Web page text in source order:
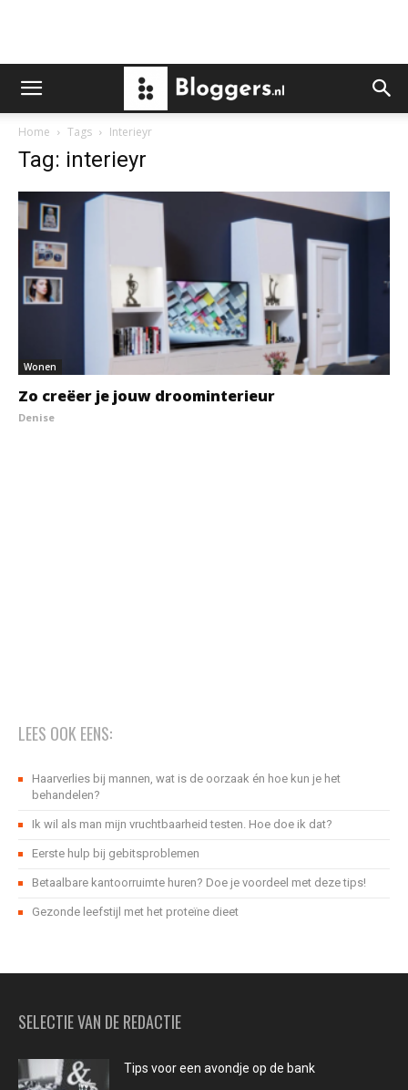
Home Tags Interieyr
Tag: interieyr
Wonen
Zo creëer je jouw droominterieur
Denise
LEES OOK EENS:
Haarverlies bij mannen, wat is de oorzaak én hoe kun je het
behandelen?
Ik wil als man mijn vruchtbaarheid testen. Hoe doe ik dat?
Eerste hulp bij gebitsproblemen
Betaalbare kantoorruimte huren? Doe je voordeel met deze tips!
Gezonde leefstijl met het proteïne dieet
SELECTIE VAN DE REDACTIE
Tips voor een avondje op de bank